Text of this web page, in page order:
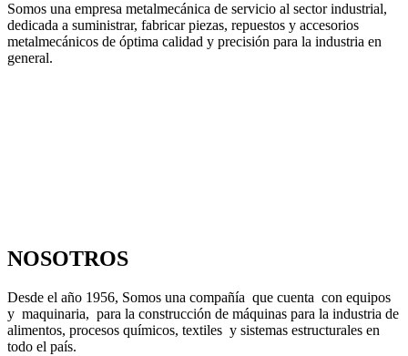
Somos una empresa metalmecánica de servicio al sector industrial,
dedicada a suministrar, fabricar piezas, repuestos y accesorios
metalmecánicos de óptima calidad y precisión para la industria en
general.
NOSOTROS
Desde el año 1956, Somos una compañía que cuenta con equipos
y maquinaria, para la construcción de máquinas para la industria de
alimentos, procesos químicos, textiles y sistemas estructurales en
todo el país.